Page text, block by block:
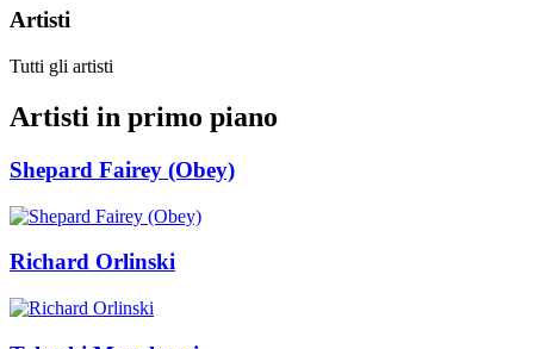
Artisti
Tutti gli artisti
Artisti in primo piano
Shepard Fairey (Obey)
Richard Orlinski